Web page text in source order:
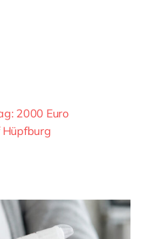
2000 Euro
Hüpfburg